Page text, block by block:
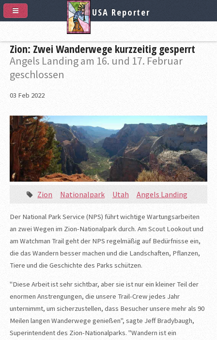
Zion: Zwei Wanderwege kurzzeitig gesperrt
Angels Landing am 16. und 17. Februar
geschlossen
03 Feb 2022
Zion Nationalpark Utah Angels Landing
Der National Park Service (NPS) führt wichtige Wartungsarbeiten
an zwei Wegen im Zion-Nationalpark durch. Am Scout Lookout und
am Watchman Trail geht der NPS regelmäßig auf Bedürfnisse ein,
die das Wandern besser machen und die Landschaften, Pflanzen,
Tiere und die Geschichte des Parks schützen.
"Diese Arbeit ist sehr sichtbar, aber sie ist nur ein kleiner Teil der
enormen Anstrengungen, die unsere Trail-Crew jedes Jahr
unternimmt, um sicherzustellen, dass Besucher unsere mehr als 90
Meilen langen Wanderwege genießen", sagte Jeff Bradybaugh,
Superintendent des Zion-Nationalparks. "Wandern ist ein
USA Reporter